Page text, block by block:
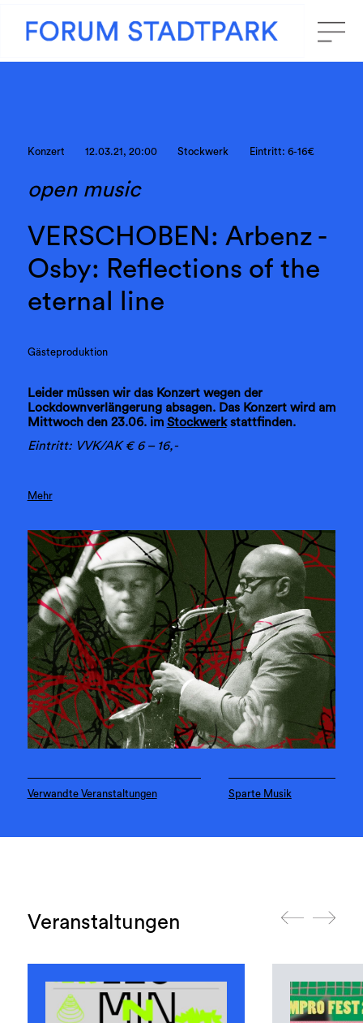
Konzert 12.03.21, 20:00 Stockwerk Eintritt: 6-16€
open music
VERSCHOBEN: Arbenz -
Osby: Reflections of the
eternal line
Gästeproduktion
Leider müssen wir das Konzert wegen der
Lockdownverlängerung absagen. Das Konzert wird am
Mittwoch den 23.06. im Stockwerkstattfinden.
Eintritt: VVK/AK € 6 – 16,-
Mehr
Verwandte Veranstaltungen Sparte Musik
Veranstaltungen